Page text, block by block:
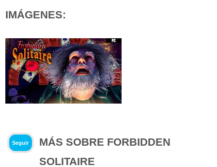
IMÁGENES:
Seguir
MÁS SOBRE FORBIDDEN
SOLITAIRE